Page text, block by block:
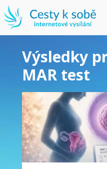
Výsledky
MAR test